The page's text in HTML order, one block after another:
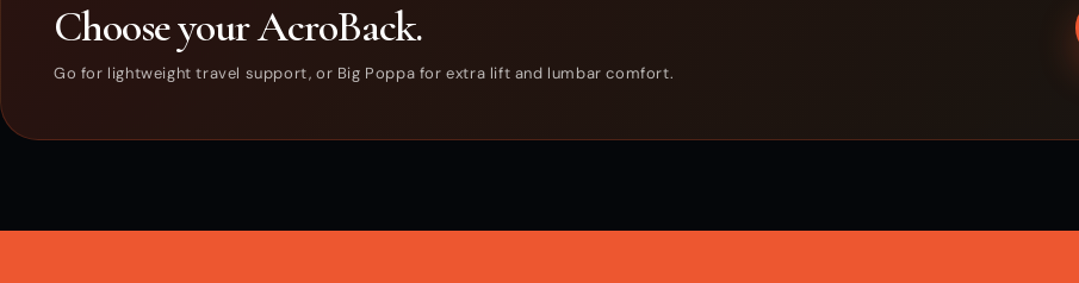
Choose your AcroBack.
Go for lightweight travel support, or Big Poppa for extra lift and lumbar comfort.